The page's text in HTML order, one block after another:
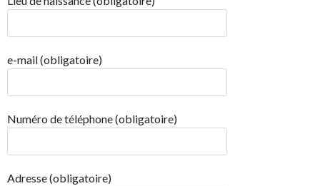
e-mail (obligatoire)
Numéro de téléphone (obligatoire)
Adresse (obligatoire)